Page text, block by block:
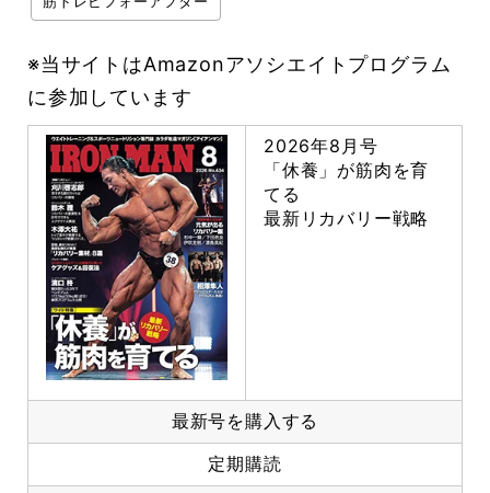
※当サイトはAmazonアソシエイトプログラム
に参加しています
2026年8月号
「休養」が筋肉を育
てる
最新リカバリー戦略
最新号を購入する
定期購読